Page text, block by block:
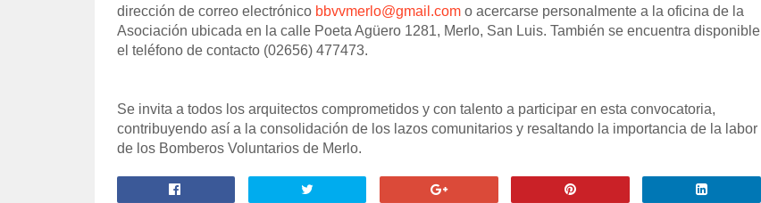
dirección de correo electrónico bbvvmerlo@gmail.como acercarse personalmente a la oficina de la
Asociación ubicada en la calle Poeta Agüero 1281, Merlo, San Luis. También se encuentra disponible
el teléfono de contacto (02656) 477473.
Se invita a todos los arquitectos comprometidos y con talento a participar en esta convocatoria,
contribuyendo así a la consolidación de los lazos comunitarios y resaltando la importancia de la labor
de los Bomberos Voluntarios de Merlo.